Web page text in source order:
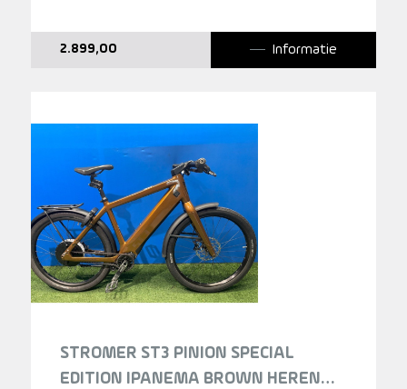
2.899,00 Informatie
STROMER ST3 PINION SPECIAL
EDITION IPANEMA BROWN HEREN